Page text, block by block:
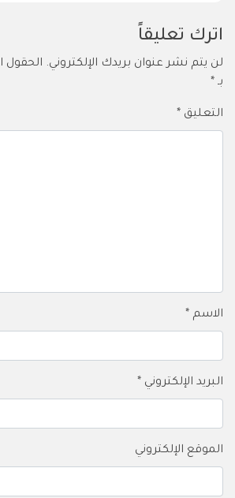
اترك تعليقاً
لن يتم نشر عنوان بريدك الإلكتروني. الحقول
بـ *
التعليق *
الاسم *
البريد الإلكتروني *
الموقع الإلكتروني